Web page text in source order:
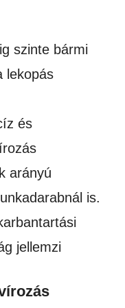
szinte bármi
lekopás
és
arányú
is.
jellemzi